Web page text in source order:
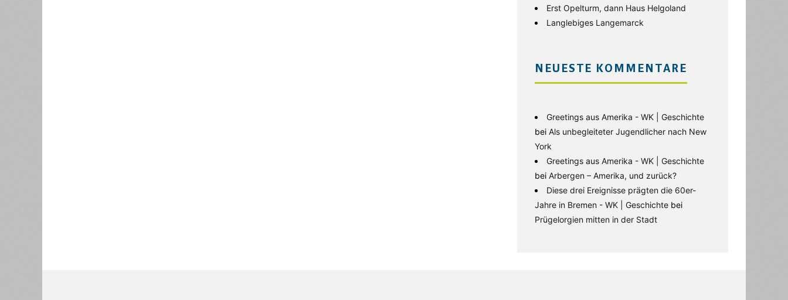
Erst Opelturm, dann Haus Helgoland
Langlebiges Langemarck
NEUESTE KOMMENTARE
Greetings aus Amerika - WK | Geschichte
bei Als unbegleiteter Jugendlicher nach New
York
Greetings aus Amerika - WK | Geschichte
bei Arbergen – Amerika, und zurück?
Diese drei Ereignisse prägten die 60er-
Jahre in Bremen - WK | Geschichte bei
Prügelorgien mitten in der Stadt